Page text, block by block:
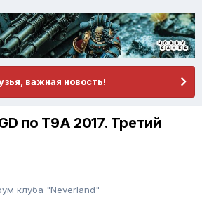
важная новость!
по Т9А 2017. Третий
клуба "Neverland"